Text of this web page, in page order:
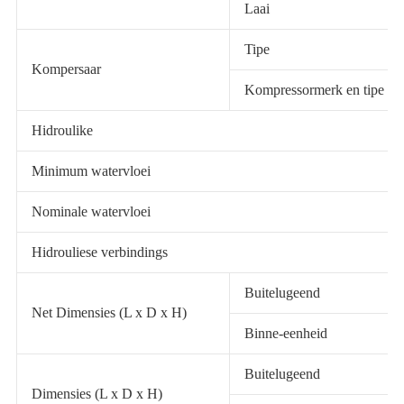
Laai
Kompersaar
Tipe
Kompressormerk en tipe
Hidroulike
Minimum watervloei
Nominale watervloei
Hidrouliese verbindings
Net Dimensies (L x D x H)
Buitelugeend
Binne-eenheid
Dimensies (L x D x H)
Buitelugeend